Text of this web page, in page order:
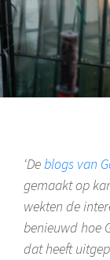
‘Deblogs van
gemaakt op
wekten de
benieuwd hoe
dat heeft